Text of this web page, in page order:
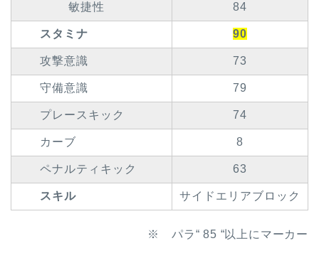
敏捷性 84
スタミナ 90
攻撃意識 73
守備意識 79
プレースキック 74
カーブ 8
ペナルティキック 63
スキル サイドエリアブロック
※ パラ“ 85 “以上にマーカー